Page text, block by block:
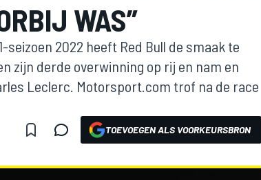
WAS”
seizoen 2022 heeft Red Bull de smaak te
zijn derde overwinning op rij en nam en
Leclerc. Motorsport.com trof na de race
TOEVOEGEN ALS VOORKEURSBRON